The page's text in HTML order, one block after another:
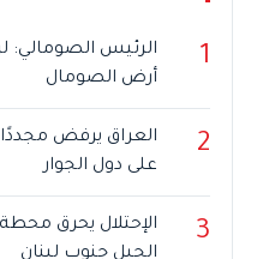
1
الرئيس الصومالي:
أرض الصومال
2
العراق يرفض مجددًا
على دول الجوار
3
الإحتلال يحرق
الجبل جنوب لبنان